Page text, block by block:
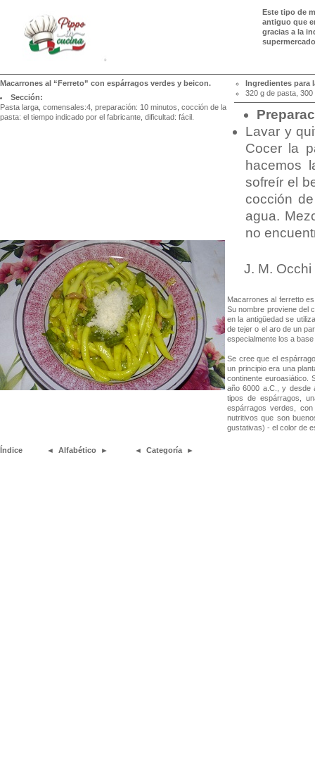
Este tipo de
antiguo que
gracias a la
Macarrones al “Ferreto” con espárragos verdes y beicon.
Sección:
Pasta larga, comensales:4, preparación: 10 minutos, cocción de la
pasta: el tiempo indicado por el fabricante, dificultad: fácil.
Índice ◄ Alfabético ► ◄ Categoría ►
Ingredientes para
320 g de pasta,
Lavar y
Cocer la
hacemos
sofreír el
cocción
agua.
no
J. M. Occhi
Macarrones al ferretto
Su nombre proviene del
en la antigüedad se
de tejer o el aro de un
especialmente los a
Se cree que el
un principio era una
continente euroasiático.
año 6000 a.C., y desde
tipos de espárragos,
espárragos verdes,
nutritivos que son
gustativas) - el color de